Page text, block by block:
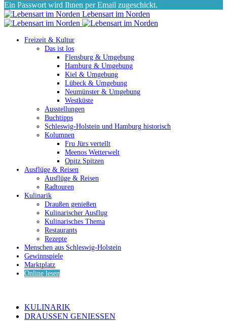
Ein Passwort wird Ihnen per Email zugeschickt.
Lebensart im Norden
Freizeit & Kultur
Das ist los
Flensburg & Umgebung
Hamburg & Umgebung
Kiel & Umgebung
Lübeck & Umgebung
Neumünster & Umgebung
Westküste
Ausstellungen
Buchtipps
Schleswig-Holstein und Hamburg historisch
Kolumnen
Fru Jürs vertellt
Meenos Wetterwelt
Opitz Spitzen
Ausflüge & Reisen
Ausflüge & Reisen
Radtouren
Kulinarik
Draußen genießen
Kulinarischer Ausflug
Kulinarisches Thema
Restaurants
Rezepte
Menschen aus Schleswig-Holstein
Gewinnspiele
Marktplatz
Online lesen
KULINARIK
DRAUSSEN GENIESSEN